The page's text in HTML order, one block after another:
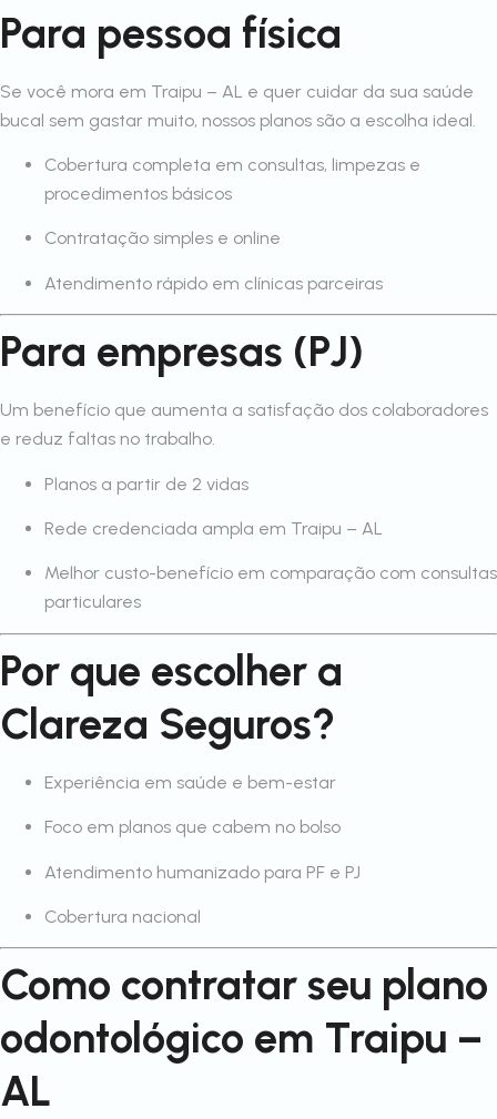
Para pessoa física
Se você mora em Traipu – AL e quer cuidar da sua saúde
bucal sem gastar muito, nossos planos são a escolha ideal.
Cobertura completa em consultas, limpezas e
procedimentos básicos
Contratação simples e online
Atendimento rápido em clínicas parceiras
Para empresas (PJ)
Um benefício que aumenta a satisfação dos colaboradores
e reduz faltas no trabalho.
Planos a partir de 2 vidas
Rede credenciada ampla em Traipu – AL
Melhor custo-benefício em comparação com consultas
particulares
Por que escolher a
Clareza Seguros?
Experiência em saúde e bem-estar
Foco em planos que cabem no bolso
Atendimento humanizado para PF e PJ
Cobertura nacional
Como contratar seu plano
odontológico em Traipu –
AL